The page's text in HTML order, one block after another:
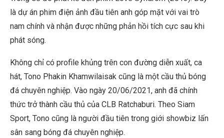
là dự án phim điện ảnh đầu tiên anh góp mặt với vai trò
nam chính và nhận được những phản hồi tích cực sau khi
phát sóng.
Không chỉ có profile khủng trên con đường diễn xuất, ca
hát, Tono Phakin Khamwilaisak cũng là một cầu thủ bóng
đá chuyên nghiệp. Vào ngày 20/06/2021, anh đã chính
thức trở thành cầu thủ của CLB Ratchaburi. Theo Siam
Sport, Tono cũng là người đầu tiên trong giới showbiz lấn
sân sang bóng đá chuyên nghiệp.